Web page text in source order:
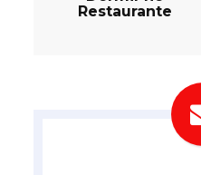
Restaurante